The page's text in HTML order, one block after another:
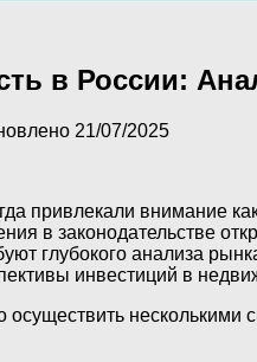
в России:
21/07/2025
привлекали внимание
в законодательстве
глубокого анализа
инвестиций в
осуществить